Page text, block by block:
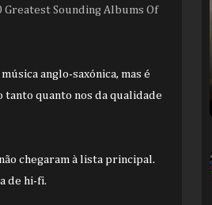
Greatest Sounding Albums Of
anglo-saxónica, mas é
quanto nos da qualidade
chegaram à lista principal.
de hi-fi.